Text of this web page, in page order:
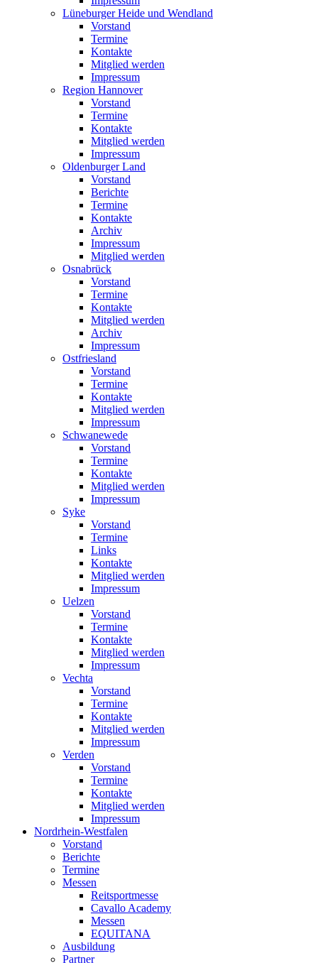
Lüneburger Heide und Wendland
Vorstand
Termine
Kontakte
Mitglied werden
Impressum
Region Hannover
Vorstand
Termine
Kontakte
Mitglied werden
Impressum
Oldenburger Land
Vorstand
Berichte
Termine
Kontakte
Archiv
Impressum
Mitglied werden
Osnabrück
Vorstand
Termine
Kontakte
Mitglied werden
Archiv
Impressum
Ostfriesland
Vorstand
Termine
Kontakte
Mitglied werden
Impressum
Schwanewede
Vorstand
Termine
Kontakte
Mitglied werden
Impressum
Syke
Vorstand
Termine
Links
Kontakte
Mitglied werden
Impressum
Uelzen
Vorstand
Termine
Kontakte
Mitglied werden
Impressum
Vechta
Vorstand
Termine
Kontakte
Mitglied werden
Impressum
Verden
Vorstand
Termine
Kontakte
Mitglied werden
Impressum
Nordrhein-Westfalen
Vorstand
Berichte
Termine
Messen
Reitsportmesse
Cavallo Academy
Messen
EQUITANA
Ausbildung
Partner